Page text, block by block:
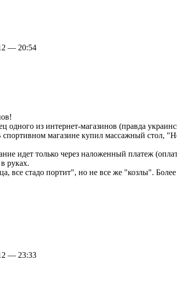
— 20:54
одного из интернет-магазинов (правда
магазине купил массажный стол,
идет только через наложенный платеж
руках.
все стадо портит", но не все же "козлы".
— 23:33